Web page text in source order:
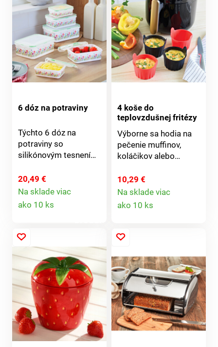
ABS. Rozmery: 32,6 x
19 x 42 cm.
6 dóz na potraviny
Týchto 6 dóz na
potraviny so
silikónovým tesnením
občerstvenie alebo
zásoby dlhšie čerstvé.
Ideálne do chladničky
stohovať pre úsporu
miesta.
20,49 €
Na sklade viac
ako 10 ks
4 koše do
teplovzdušnej fritézy
Výborne sa hodia na
pečenie muffinov,
koláčikov alebo
teplovzdušnej fritéze a
rúre. S praktickými
rukoväťami a
vymazávanie, žiadne
Vhodné do umývačky
riadu. Odolné voči
teplu do 230 °C. 2x
červený, 2x čierny.
10,29 €
Na sklade viac
ako 10 ks